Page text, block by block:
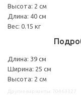
Высота: 2 см
Длина: 40 см
Вес: 0.15 кг
Длина: 39 см
Ширина: 25 см
Высота: 2 см